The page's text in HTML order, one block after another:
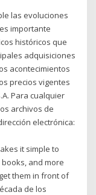
las evoluciones
importante
históricos que
adquisiciones
acontecimientos
precios vigentes
Para cualquier
archivos de
electrónica:
it simple to
and more
them in front of
de los